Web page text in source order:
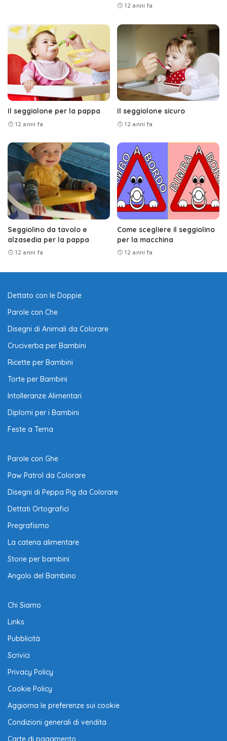
12 anni fa
Il seggiolone per la pappa
12 anni fa
Il seggiolone sicuro
12 anni fa
Seggiolino da tavolo e
alzasedia per la pappa
12 anni fa
Come scegliere il seggiolino
per la macchina
12 anni fa
Dettato con le Doppie
Parole con Che
Disegni di Animali da Colorare
Cruciverba per Bambini
Ricette per Bambini
Torte per Bambini
Intolleranze Alimentari
Diplomi per i Bambini
Feste a Tema
Parole con Ghe
Paw Patrol da Colorare
Disegni di Peppa Pig da Colorare
Dettati Ortografici
Pregrafismo
La catena alimentare
Storie per bambini
Angolo del Bambino
Chi Siamo
Links
Pubblicità
Scrivici
Privacy Policy
Cookie Policy
Aggiorna le preferenze sui cookie
Condizioni generali di vendita
Carte di pagamento